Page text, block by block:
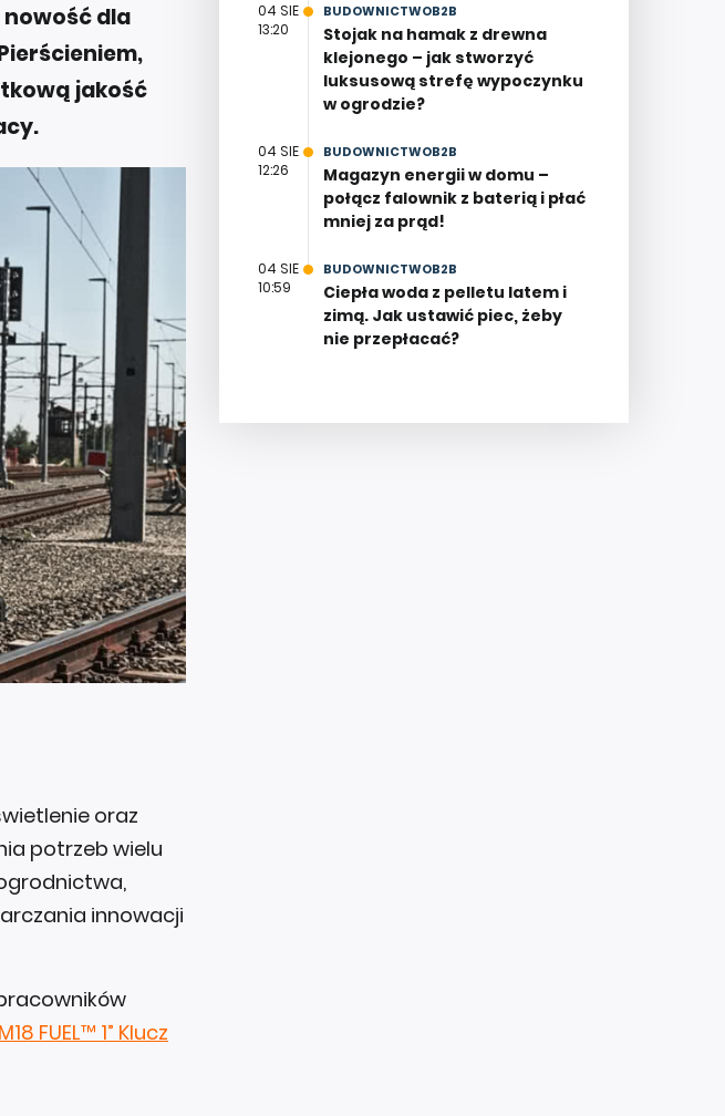
dla
jakość
oraz
potrzeb wielu
innowacji
M18 FUEL™ 1” Klucz
04 SIE
13:20
BUDOWNICTWOB2B
Stojak na hamak z drewna
klejonego – jak stworzyć
luksusową strefę wypoczynku
w ogrodzie?
04 SIE
12:26
BUDOWNICTWOB2B
Magazyn energii w domu –
połącz falownik z baterią i płać
mniej za prąd!
04 SIE
10:59
BUDOWNICTWOB2B
Ciepła woda z pelletu latem i
zimą. Jak ustawić piec, żeby
nie przepłacać?